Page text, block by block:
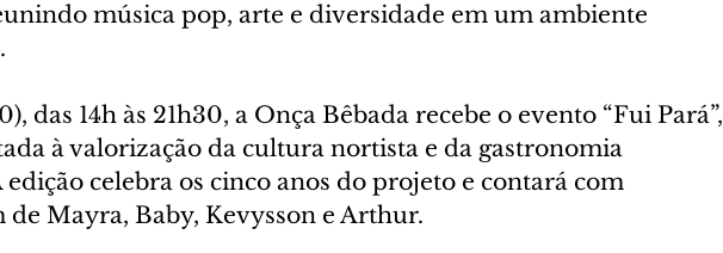
música pop, arte e diversidade em um ambiente
das 14h às 21h30, a Onça Bêbada recebe o evento “Fui Pará”,
à valorização da cultura nortista e da gastronomia
edição celebra os cinco anos do projeto e contará com
de Mayra, Baby, Kevysson e Arthur.